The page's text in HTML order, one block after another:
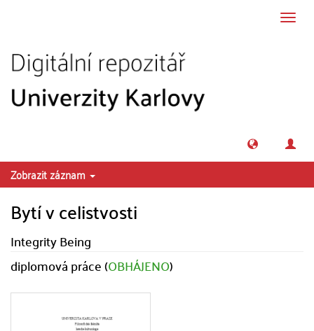
Zobrazit záznam
Bytí v celistvosti
Integrity Being
diplomová práce (OBHÁJENO)